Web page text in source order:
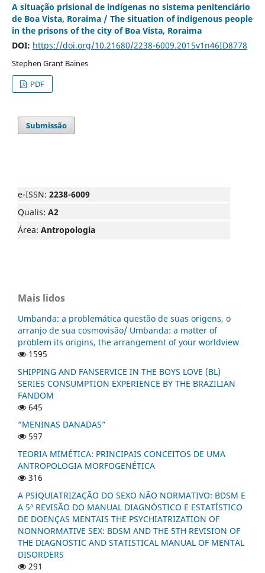
A situação prisional de indígenas no sistema penitenciário
de Boa Vista, Roraima / The situation of indigenous people
in the prisons of the city of Boa Vista, Roraima
DOI: https://doi.org/10.21680/2238-6009.2015v1n46ID8778
Stephen Grant Baines
PDF
Submissão
e-ISSN: 2238-6009
Qualis: A2
Área: Antropologia
Mais lidos
Umbanda: a problemática questão de suas origens, o
arranjo de sua cosmovisão/ Umbanda: a matter of
problem its origins, the arrangement of your worldview
1595
SHIPPING AND FANSERVICE IN THE BOYS LOVE (BL)
SERIES CONSUMPTION EXPERIENCE BY THE BRAZILIAN
FANDOM
645
“MENINAS DANADAS”
597
TEORIA MIMÉTICA: PRINCIPAIS CONCEITOS DE UMA
ANTROPOLOGIA MORFOGENÉTICA
316
A PSIQUIATRIZAÇÃO DO SEXO NÃO NORMATIVO: BDSM E
A 5ª REVISÃO DO MANUAL DIAGNÓSTICO E ESTATÍSTICO
DE DOENÇAS MENTAIS THE PSYCHIATRIZATION OF
NONNORMATIVE SEX: BDSM AND THE 5TH REVISION OF
THE DIAGNOSTIC AND STATISTICAL MANUAL OF MENTAL
DISORDERS
291